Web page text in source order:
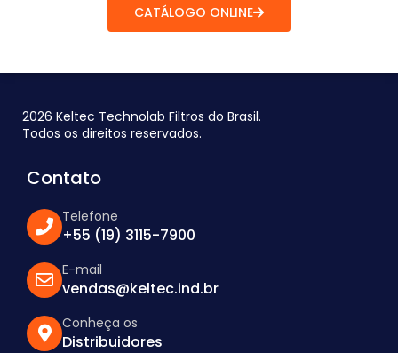
CATÁLOGO ONLINE
2026 Keltec Technolab Filtros do Brasil.
Todos os direitos reservados.
Contato
Telefone
+55 (19) 3115-7900
E-mail
vendas@keltec.ind.br
Conheça os
Distribuidores